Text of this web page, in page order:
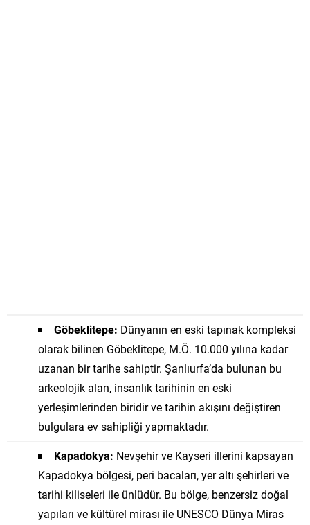
Göbeklitepe: Dünyanın en eski tapınak kompleksi
olarak bilinen Göbeklitepe, M.Ö. 10.000 yılına kadar
uzanan bir tarihe sahiptir. Şanlıurfa’da bulunan bu
arkeolojik alan, insanlık tarihinin en eski
yerleşimlerinden biridir ve tarihin akışını değiştiren
bulgulara ev sahipliği yapmaktadır.
Kapadokya: Nevşehir ve Kayseri illerini kapsayan
Kapadokya bölgesi, peri bacaları, yer altı şehirleri ve
tarihi kiliseleri ile ünlüdür. Bu bölge, benzersiz doğal
yapıları ve kültürel mirası ile UNESCO Dünya Miras